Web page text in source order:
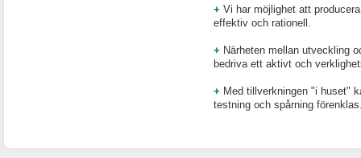
+ Vi har möjlighet att
effektiv och rationell.
+ Närheten mellan utveckling
bedriva ett aktivt och
+ Med tillverkningen "i huset"
testning och spårning